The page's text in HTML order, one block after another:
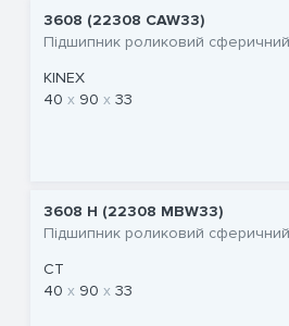
3608 (22308 CAW33)
Підшипник роликовий
KINEX
40
90 33
3608 Н (22308 MBW33)
Підшипник роликовий
CT
40
90 33